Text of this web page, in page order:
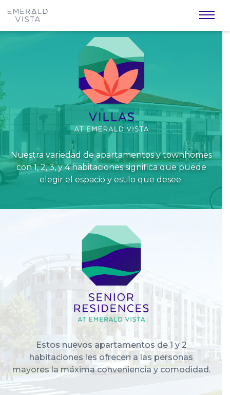
Nuestra variedad de apartamentos y townhomes
con 1, 2, 3, y 4 habitaciones significa que puede
elegir el espacio y estilo que desee.
Estos nuevos apartamentos de 1 y 2
habitaciones les ofrecen a las personas
mayores la máxima conveniencia y comodidad.
Le informaremos tan pronto se abra la próxima
lista de espera. Mientras tanto, favor de
para futuras oportunidades.